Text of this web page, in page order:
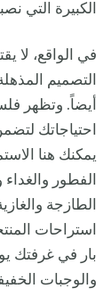
الكبيرة التي
في الواقع،
التصميم
أيضاً. وتظهر
احتياجاتك
يمكنك هنا
الفطور
الطازجة
استراحات
بار في غرفتك
والوجبات